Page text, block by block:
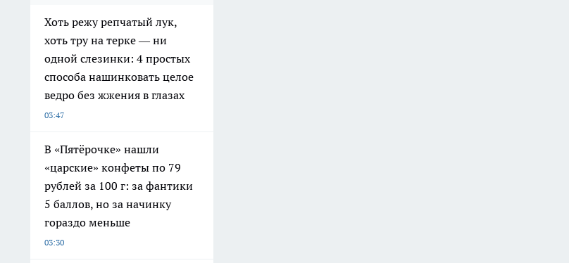
Хоть режу репчатый лук,
хоть тру на терке — ни
одной слезинки: 4 простых
способа нашинковать целое
ведро без жжения в глазах
03:47
В «Пятёрочке» нашли
«царские» конфеты по 79
рублей за 100 г: за фантики
5 баллов, но за начинку
гораздо меньше
03:30